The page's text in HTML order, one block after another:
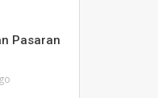
Pasaran